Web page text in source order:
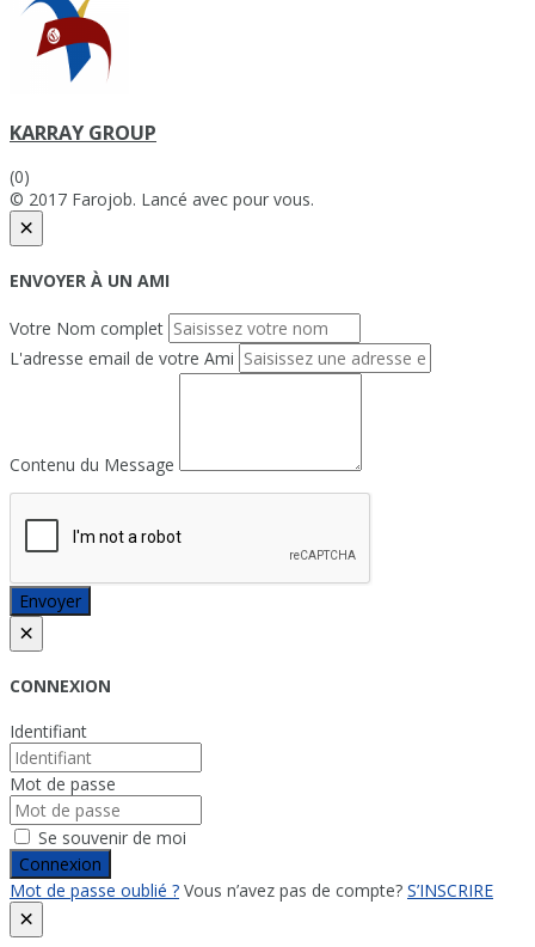
KARRAY GROUP
(0)
© 2017 Farojob. Lancé avec pour vous.
×
ENVOYER À UN AMI
Votre Nom complet
L'adresse email de votre Ami
Contenu du Message
Envoyer
×
CONNEXION
Identifiant
Mot de passe
Se souvenir de moi
Connexion
Mot de passe oublié ? Vous n’avez pas de compte? S’INSCRIRE
×